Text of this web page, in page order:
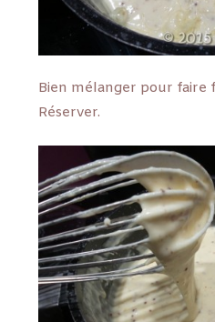
Bien mélanger pour faire
Réserver.